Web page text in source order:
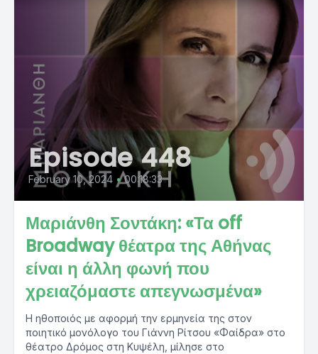
Episode 448
February 10, 2024 • 00:18:33
Μαριάνθη Σοντάκη: «Τα off
Broadway θέατρα της Αθήνας
είναι η άλλη φωνή που
χρειαζόμαστε απεγνωσμένα»
Η ηθοποιός με αφορμή την ερμηνεία της στον
ποιητικό μονόλογο του Γιάννη Ρίτσου «Φαίδρα» στο
θέατρο Δρόμος στη Κυψέλη, μίλησε στο